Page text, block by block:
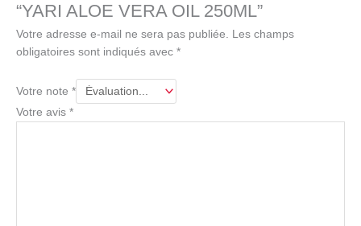
“YARI ALOE VERA OIL 250ML”
Votre adresse e-mail ne sera pas publiée. Les champs
obligatoires sont indiqués avec *
Votre note *
Votre avis *